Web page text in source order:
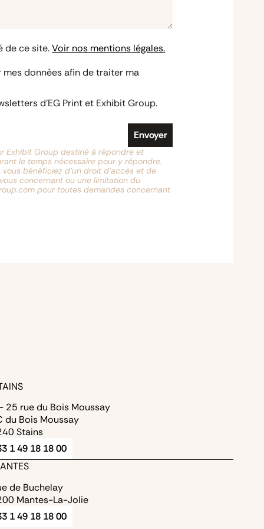
de ce site.Voir nos mentions légales.
données afin de traiter ma
d'EG Print et Exhibit Group.
Envoyer
Exhibit Group destiné à répondre et
le temps nécessaire pour y répondre.
bénéficiez d’un droit d’accès et de
concernant ou une limitation du
pour toutes demandes concernant
25 rue du Bois Moussay
du Bois Moussay
Stains
1 49 18 18 00
de Buchelay
Mantes-La-Jolie
1 49 18 18 00